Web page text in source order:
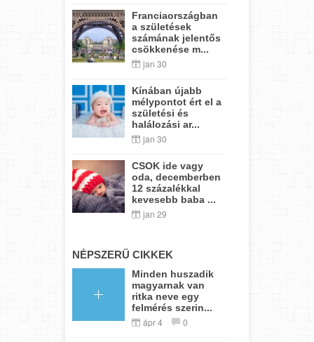
Franciaországban
a születések
számának jelentős
csökkenése m...
jan 30
Kínában újabb
mélypontot ért el a
születési és
halálozási ar...
jan 30
CSOK ide vagy
oda, decemberben
12 százalékkal
kevesebb baba ...
jan 29
NÉPSZERŰ CIKKEK
Minden huszadik
magyarnak van
ritka neve egy
felmérés szerin...
ápr 4 0